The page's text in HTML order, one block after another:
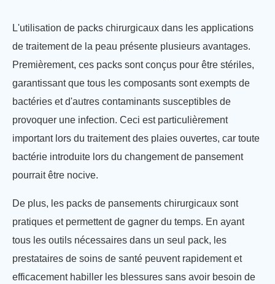
L'utilisation de packs chirurgicaux dans les applications
de traitement de la peau présente plusieurs avantages.
Premièrement, ces packs sont conçus pour être stériles,
garantissant que tous les composants sont exempts de
bactéries et d'autres contaminants susceptibles de
provoquer une infection. Ceci est particulièrement
important lors du traitement des plaies ouvertes, car toute
bactérie introduite lors du changement de pansement
pourrait être nocive.
De plus, les packs de pansements chirurgicaux sont
pratiques et permettent de gagner du temps. En ayant
tous les outils nécessaires dans un seul pack, les
prestataires de soins de santé peuvent rapidement et
efficacement habiller les blessures sans avoir besoin de